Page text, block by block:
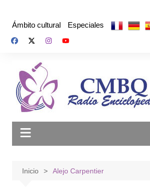
Ámbito cultural Especiales
Inicio Alejo Carpentier